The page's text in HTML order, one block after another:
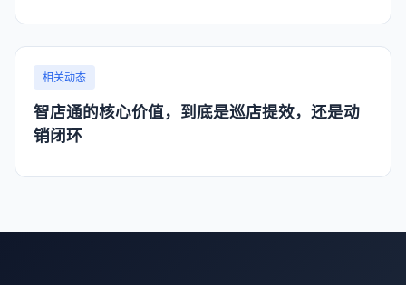
相关动态
智店通的核心价值，到底是巡店提效，还是动
销闭环